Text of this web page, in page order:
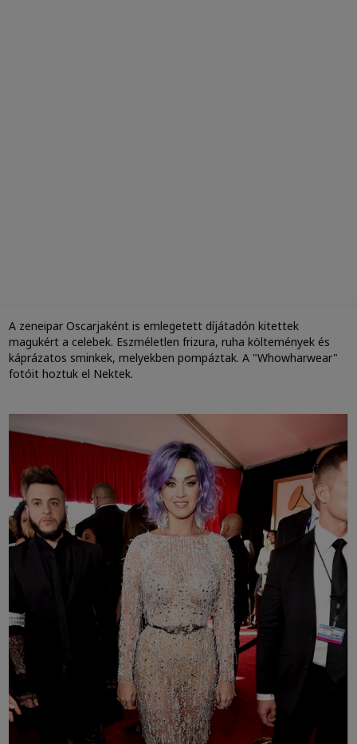
A zeneipar Oscarjaként is emlegetett díjátadón kitettek
magukért a celebek. Eszméletlen frizura, ruha költemények és
káprázatos sminkek, melyekben pompáztak. A "Whowharwear"
fotóit hoztuk el Nektek.